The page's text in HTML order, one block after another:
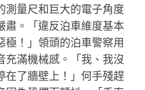
測量尺和巨大的電子角度
肅。「違反泊車維度基本
極！」領頭的泊車警察用
充滿機械感。「我、我沒
在了牆壁上！」何手殘趕